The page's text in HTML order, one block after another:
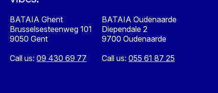
BATAIA Ghent
Brusselsesteenweg 101
9050 Gent
Call us: 09 430 69 77
BATAIA Oudenaarde
Diependale 2
9700 Oudenaarde
Call us: 055 61 87 25
Nederlands